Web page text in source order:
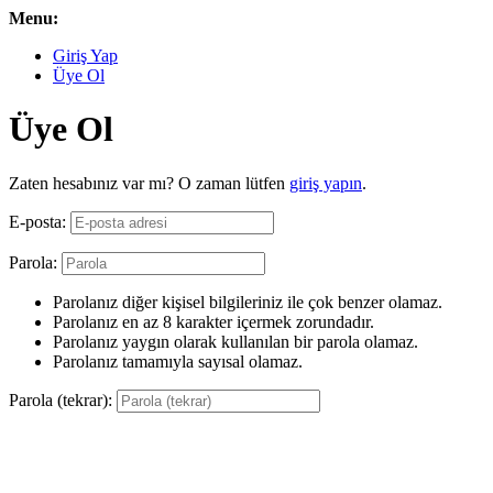
Menu:
Giriş Yap
Üye Ol
Üye Ol
Zaten hesabınız var mı? O zaman lütfen giriş yapın.
E-posta:
Parola:
Parolanız diğer kişisel bilgileriniz ile çok benzer olamaz.
Parolanız en az 8 karakter içermek zorundadır.
Parolanız yaygın olarak kullanılan bir parola olamaz.
Parolanız tamamıyla sayısal olamaz.
Parola (tekrar):